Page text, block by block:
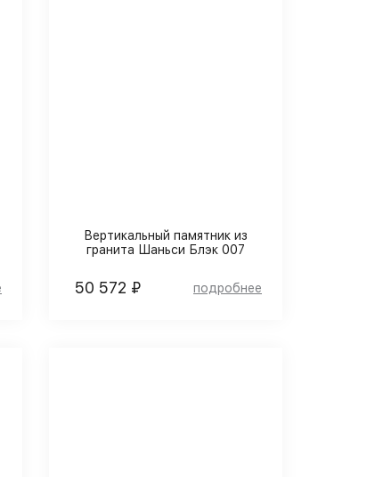
Вертикальный памятник из
гранита Шаньси Блэк 007
50 572 ₽